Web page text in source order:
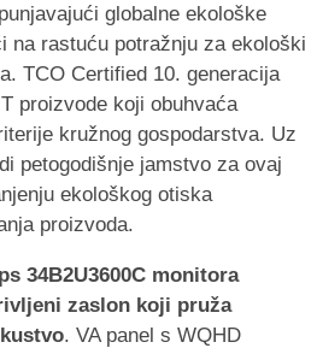
globalne ekološke
na rastuću potražnju za ekološki
TCO Certified 10. generacija
proizvode koji obuhvaća
kružnog gospodarstva. Uz
petogodišnje jamstvo za ovaj
ekološkog otiska
proizvoda.
34B2U3600C monitora
zaslon koji pruža
. VA panel s WQHD